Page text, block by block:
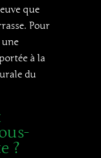
que
Pour
une
à la
du
?